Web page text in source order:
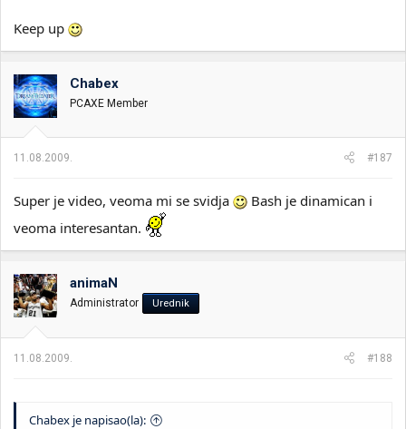
Keep up
Chabex
PCAXE Member
11.08.2009. #187
Super je video, veoma mi se svidja
Bash je dinamican i
veoma interesantan.
animaN
Administrator Urednik
11.08.2009. #188
Chabex je napisao(la):